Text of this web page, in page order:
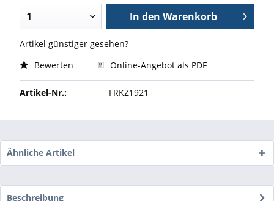
In den Warenkorb
Artikel günstiger gesehen?
Bewerten
Online-Angebot als PDF
Artikel-Nr.: FRKZ1921
Ähnliche Artikel
Beschreibung